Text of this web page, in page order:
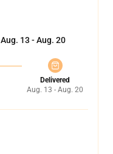
Aug. 13 - Aug. 20
Delivered
Aug. 13 - Aug. 20